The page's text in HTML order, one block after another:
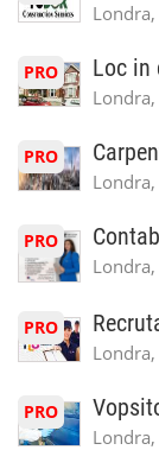
PRO Loc in
PRO
PRO
PRO
PRO